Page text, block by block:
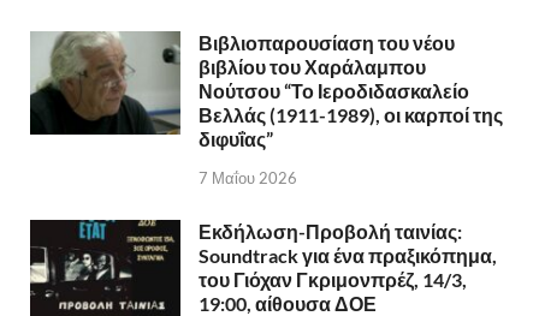
Βιβλιοπαρουσίαση του νέου
βιβλίου του Χαράλαμπου
Νούτσου “Το Ιεροδιδασκαλείο
Βελλάς (1911-1989), οι καρποί της
διφυΐας”
7 Μαΐου 2026
Εκδήλωση-Προβολή ταινίας:
Soundtrack για ένα πραξικόπημα,
του Γιόχαν Γκριμονπρέζ, 14/3,
19:00, αίθουσα ΔΟΕ